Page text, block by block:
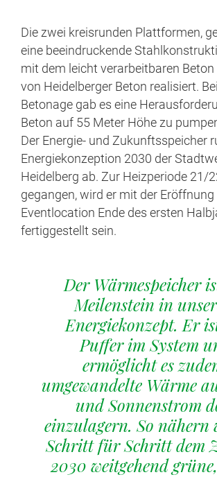
Die zwei kreisrunden Plattformen,
eine beeindruckende
mit dem leicht verarbeitbaren Beton
von Heidelberger Beton realisiert.
Betonage gab es eine
Beton auf 55 Meter Höhe zu
Der Energie- und Zukunftsspeicher
Energiekonzeption 2030 der
Heidelberg ab. Zur Heizperiode 21/
gegangen, wird er mit der Eröffnung
Eventlocation Ende des ersten
fertiggestellt sein.
Der Wärmespeicher
Meilenstein in
Energiekonzept. Er
Puffer im System
ermöglicht es
umgewandelte Wärme
und Sonnenstrom
einzulagern. So nähern
Schritt für Schritt dem
2030 weitgehend